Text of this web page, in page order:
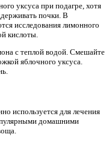
уксуса при подагре, хотя
почки. В
исследования лимонного
кислоты.
с теплой водой. Смешайте
яблочного уксуса.
используется для лечения
домашними